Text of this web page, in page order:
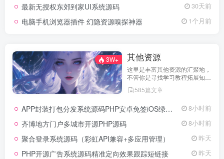
最新无授权东郊到家UI系统源码 30天前
电脑手机浏览器插件 幻隐资源嗅探神器 1个月前
3W+ 其他资源
这里是丰富其他资源的汇聚地，
不管你是寻找学习教程拓展知
灵感，亦或是查询专业数据辅助
源定期更新、分类清晰、下载便
务，快来探索发现所需资源！
585篇文章
APP封装打包分发系统源码PHP安卓免签iOS绿标工具 8小时前
齐博地方门户多城市开源PHP源码 8小时前
聚合登录系统源码（彩虹API兼容+多应用管理） 昨天
PHP开源广告系统源码精准定向效果跟踪短链接 昨天